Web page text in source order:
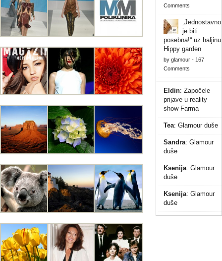
Comments
„Jednostavno
je biti
posebna!“ uz haljinu
Hippy garden
by glamour- 167
Comments
Eldin: Započele
prijave u reality
show Farma
Tea: Glamour duše
Sandra: Glamour
duše
Ksenija: Glamour
duše
Ksenija: Glamour
duše